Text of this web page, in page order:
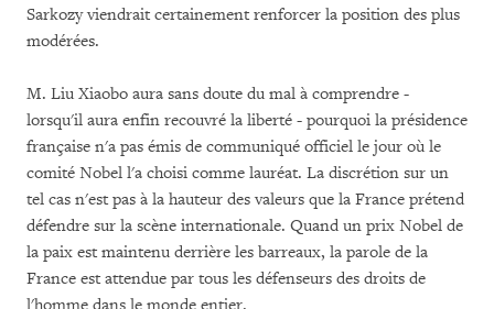
Sarkozy viendrait certainement renforcer la position des plus
modérées.
M. Liu Xiaobo aura sans doute du mal à comprendre -
lorsqu'il aura enfin recouvré la liberté - pourquoi la présidence
française n'a pas émis de communiqué officiel le jour où le
comité Nobel l'a choisi comme lauréat. La discrétion sur un
tel cas n'est pas à la hauteur des valeurs que la France prétend
défendre sur la scène internationale. Quand un prix Nobel de
la paix est maintenu derrière les barreaux, la parole de la
France est attendue par tous les défenseurs des droits de